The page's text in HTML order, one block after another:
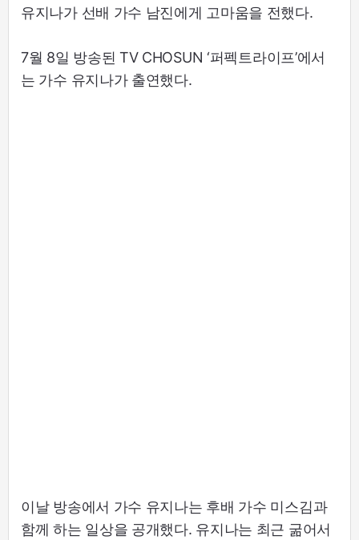
유지나가 선배 가수 남진에게 고마움을 전했다.
7월 8일 방송된 TV CHOSUN ‘퍼펙트라이프’에서
는 가수 유지나가 출연했다.
이날 방송에서 가수 유지나는 후배 가수 미스김과
함께 하는 일상을 공개했다. 유지나는 최근 굶어서